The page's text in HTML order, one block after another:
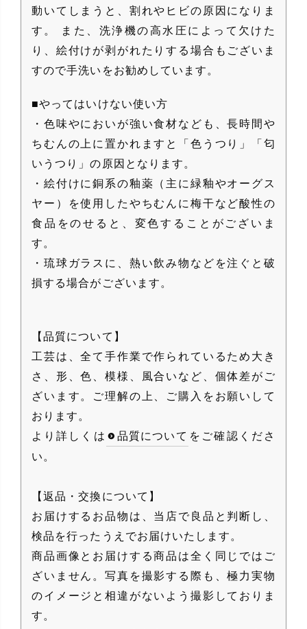
動いてしまうと、割れやヒビの原因になりま
す。 また、洗浄機の高水圧によって欠けた
り、絵付けが剥がれたりする場合もございま
すので手洗いをお勧めしています。
■やってはいけない使い方
・色味やにおいが強い食材なども、長時間や
ちむんの上に置かれますと「色うつり」「匂
いうつり」の原因となります。
・絵付けに銅系の釉薬（主に緑釉やオーグス
ヤー）を使用したやちむんに梅干など酸性の
食品をのせると、変色することがございま
す。
・琉球ガラスに、熱い飲み物などを注ぐと破
損する場合がございます。
【品質について】
工芸は、全て手作業で作られているため大き
さ、形、色、模様、風合いなど、個体差がご
ざいます。ご理解の上、ご購入をお願いして
おります。
より詳しくは
品質について をご確認くださ
い。
【返品・交換について】
お届けするお品物は、当店で良品と判断し、
検品を行ったうえでお届けいたします。
商品画像とお届けする商品は全く同じではご
ざいません。写真を撮影する際も、極力実物
のイメージと相違がないよう撮影しておりま
す。